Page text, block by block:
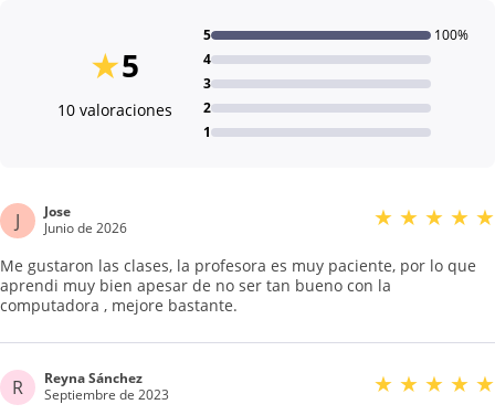
5
★
10 valoraciones
1
2
3
4
5 100%
J
Jose
Junio de 2026
★ ★ ★ ★ ★
Me gustaron las clases, la profesora es muy paciente, por lo que
aprendi muy bien apesar de no ser tan bueno con la
computadora , mejore bastante.
R
Reyna Sánchez
Septiembre de 2023
★ ★ ★ ★ ★